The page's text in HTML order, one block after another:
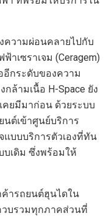
ความผ่อนคลายไปกับ
าเซราเจม (Ceragem)
อีกระดับของความ
กล้ามเนื้อ H-Space ยัง
ยมีมาก่อน ด้วยระบบ
ต์เข้าศูนย์บริการ
บบบริการตัวเองที่ทัน
บเดิม ซึ่งพร้อมให้
ารถยนต์ฮุนไดใน
บรวมทุกภาคส่วนที่